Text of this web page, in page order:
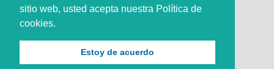
sitio web, usted acepta nuestra Política de
cookies.
Estoy de acuerdo
Sede Principal
+57 (601) 742 6582 Opción 1